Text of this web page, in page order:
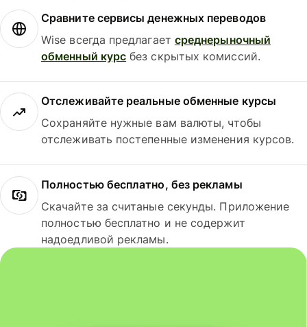
Сравните сервисы денежных переводов
Wise всегда предлагает среднерыночный
обменный курс без скрытых комиссий.
Отслеживайте реальные обменные курсы
Сохраняйте нужные вам валюты, чтобы
отслеживать постепенные изменения курсов.
Полностью бесплатно, без рекламы
Скачайте за считаные секунды. Приложение
полностью бесплатно и не содержит
надоедливой рекламы.